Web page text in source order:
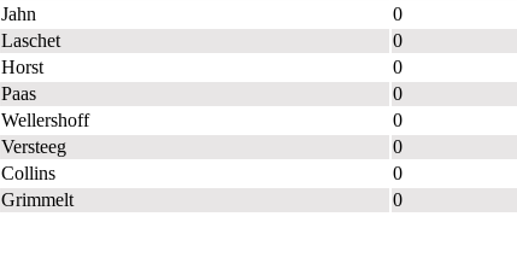
Jahn
0
Laschet
0
Horst
0
Paas
0
Wellershoff
0
Versteeg
0
Collins
0
Grimmelt 0